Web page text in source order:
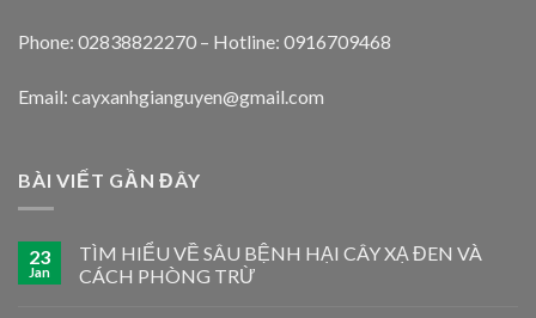
Phone: 02838822270 – Hotline: 0916709468
Email: cayxanhgianguyen@gmail.com
BÀI VIẾT GẦN ĐÂY
23
Jan
TÌM HIỂU VỀ SÂU BỆNH HẠI CÂY XẠ ĐEN VÀ
CÁCH PHÒNG TRỪ